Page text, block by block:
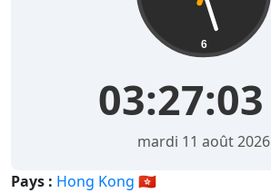
6
03:27:03
mardi 11 août 2026
Pays : Hong Kong 🇭🇰